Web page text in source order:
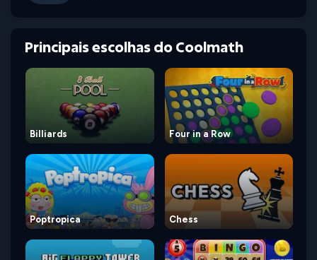
Principais escolhas do Coolmath
Billiards Four in a Row
Poptropica Chess